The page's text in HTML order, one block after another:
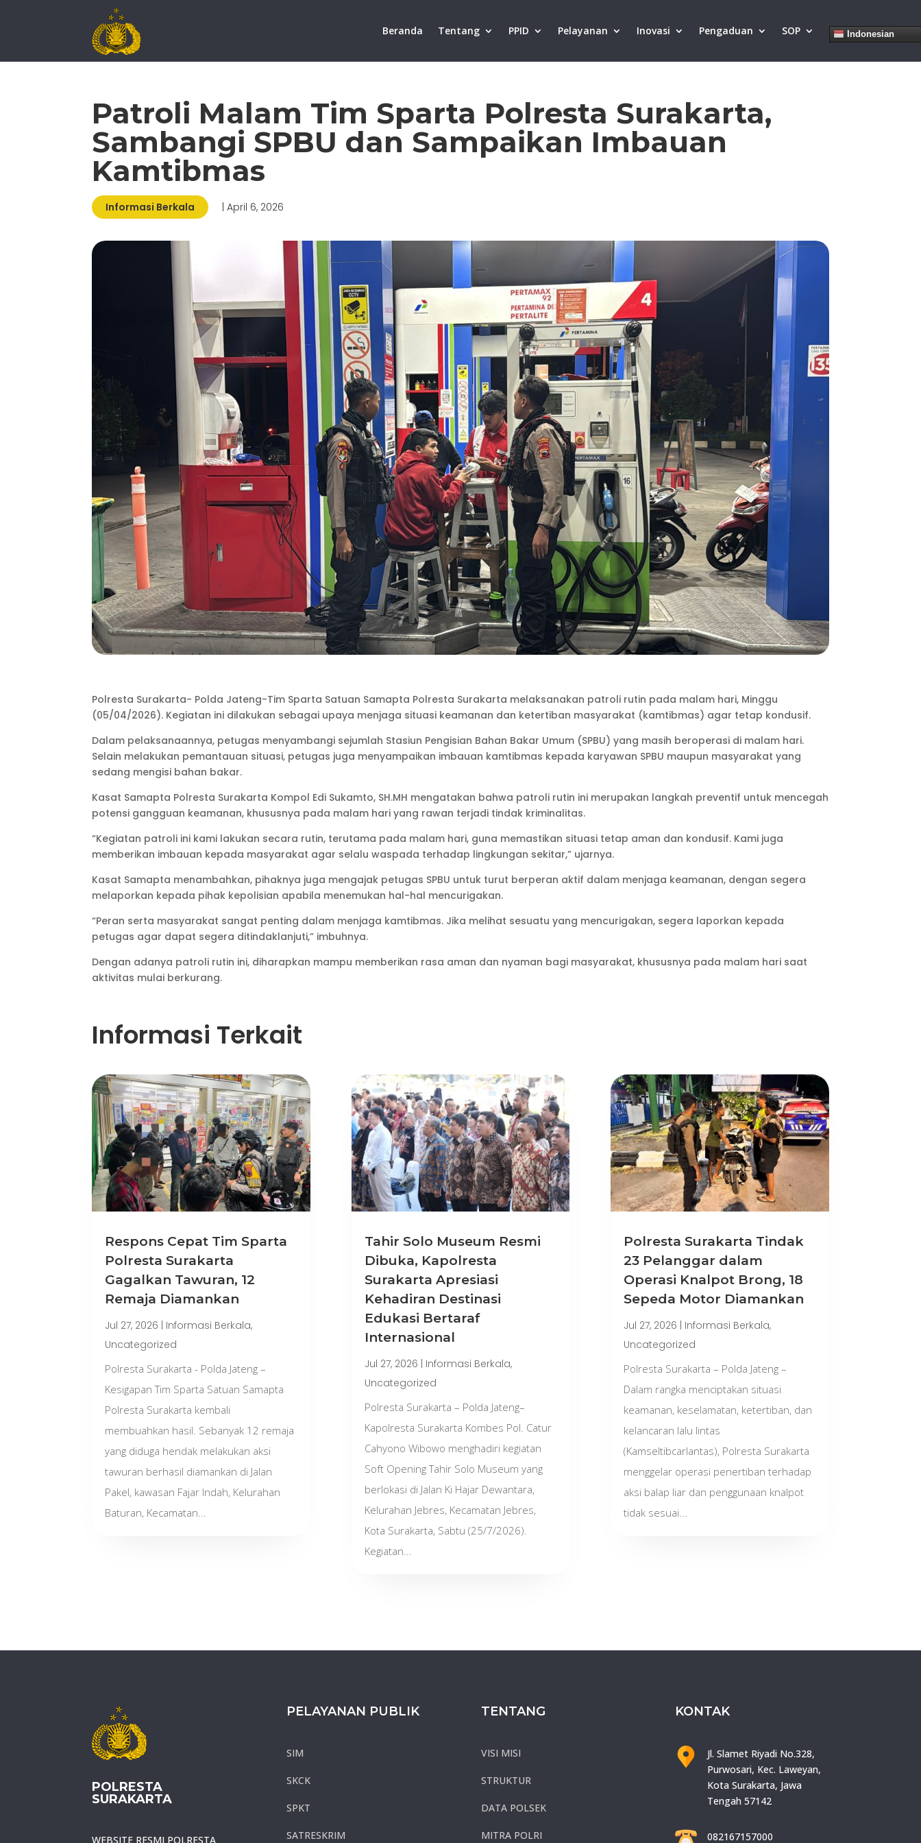
Beranda Tentang PPID Pelayanan Inovasi Pengaduan SOP Indonesian
Patroli Malam Tim Sparta Polresta Surakarta,
Sambangi SPBU dan Sampaikan Imbauan
Kamtibmas
Informasi Berkala | April 6, 2026
Polresta Surakarta- Polda Jateng-Tim Sparta Satuan Samapta Polresta Surakarta melaksanakan patroli rutin pada malam hari, Minggu
(05/04/2026). Kegiatan ini dilakukan sebagai upaya menjaga situasi keamanan dan ketertiban masyarakat (kamtibmas) agar tetap kondusif.
Dalam pelaksanaannya, petugas menyambangi sejumlah Stasiun Pengisian Bahan Bakar Umum (SPBU) yang masih beroperasi di malam hari.
Selain melakukan pemantauan situasi, petugas juga menyampaikan imbauan kamtibmas kepada karyawan SPBU maupun masyarakat yang
sedang mengisi bahan bakar.
Kasat Samapta Polresta Surakarta Kompol Edi Sukamto, SH.MH mengatakan bahwa patroli rutin ini merupakan langkah preventif untuk mencegah
potensi gangguan keamanan, khususnya pada malam hari yang rawan terjadi tindak kriminalitas.
“Kegiatan patroli ini kami lakukan secara rutin, terutama pada malam hari, guna memastikan situasi tetap aman dan kondusif. Kami juga
memberikan imbauan kepada masyarakat agar selalu waspada terhadap lingkungan sekitar,” ujarnya.
Kasat Samapta menambahkan, pihaknya juga mengajak petugas SPBU untuk turut berperan aktif dalam menjaga keamanan, dengan segera
melaporkan kepada pihak kepolisian apabila menemukan hal-hal mencurigakan.
“Peran serta masyarakat sangat penting dalam menjaga kamtibmas. Jika melihat sesuatu yang mencurigakan, segera laporkan kepada
petugas agar dapat segera ditindaklanjuti,” imbuhnya.
Dengan adanya patroli rutin ini, diharapkan mampu memberikan rasa aman dan nyaman bagi masyarakat, khususnya pada malam hari saat
aktivitas mulai berkurang.
Informasi Terkait
Respons Cepat Tim Sparta
Polresta Surakarta
Gagalkan Tawuran, 12
Remaja Diamankan
Jul 27, 2026 Informasi Berkala,
Uncategorized
Polresta Surakarta - Polda Jateng –
Kesigapan Tim Sparta Satuan Samapta
Polresta Surakarta kembali
membuahkan hasil. Sebanyak 12 remaja
yang diduga hendak melakukan aksi
tawuran berhasil diamankan di Jalan
Pakel, kawasan Fajar Indah, Kelurahan
Baturan, Kecamatan...
Tahir Solo Museum Resmi
Dibuka, Kapolresta
Surakarta Apresiasi
Kehadiran Destinasi
Edukasi Bertaraf
Internasional
Jul 27, 2026 Informasi Berkala,
Uncategorized
Polresta Surakarta – Polda Jateng–
Kapolresta Surakarta Kombes Pol. Catur
Cahyono Wibowo menghadiri kegiatan
Soft Opening Tahir Solo Museum yang
berlokasi di Jalan Ki Hajar Dewantara,
Kelurahan Jebres, Kecamatan Jebres,
Kota Surakarta, Sabtu (25/7/2026).
Kegiatan...
Polresta Surakarta Tindak
23 Pelanggar dalam
Operasi Knalpot Brong, 18
Sepeda Motor Diamankan
Jul 27, 2026 Informasi Berkala,
Uncategorized
Polresta Surakarta – Polda Jateng –
Dalam rangka menciptakan situasi
keamanan, keselamatan, ketertiban, dan
kelancaran lalu lintas
(Kamseltibcarlantas), Polresta Surakarta
menggelar operasi penertiban terhadap
aksi balap liar dan penggunaan knalpot
tidak sesuai...
POLRESTA
SURAKARTA
WEBSITE RESMI POLRESTA
PELAYANAN PUBLIK
SIM
SKCK
SPKT
SATRESKRIM
TENTANG
VISI MISI
STRUKTUR
DATA POLSEK
MITRA POLRI
KONTAK
Jl. Slamet Riyadi No.328,
Purwosari, Kec. Laweyan,
Kota Surakarta, Jawa
Tengah 57142
082167157000